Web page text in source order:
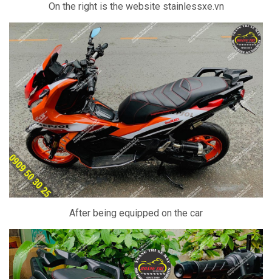
On the right is the website stainlessxe.vn
After being equipped on the car